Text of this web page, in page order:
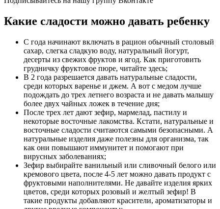
Какие сладости можно давать ребенку
С года начинают включать в рацион обычный столовый
сахар, слегка сладкую воду, натуральный йогурт,
десерты из свежих фруктов и ягод. Как приготовить
грудничку фруктовое пюре, читайте здесь;
В 2 года разрешается давать натуральные сладости,
среди которых варенье и джем. А вот с медом лучше
подождать до трех летнего возраста и не давать малышу
более двух чайных ложек в течение дня;
После трех лет дают зефир, мармелад, пастилу и
некоторые восточные лакомства. Кстати, натуральные и
восточные сладости считаются самыми безопасными. А
натуральные изделия даже полезны для организма, так
как они повышают иммунитет и помогают при
вирусных заболеваниях;
Зефир выбирайте ванильный или сливочный белого или
кремового цвета, после 4-5 лет можно давать продукт с
фруктовыми наполнителями. Не давайте изделия ярких
цветов, среди которых розовый и желтый зефир! В
такие продукты добавляют красители, ароматизаторы и